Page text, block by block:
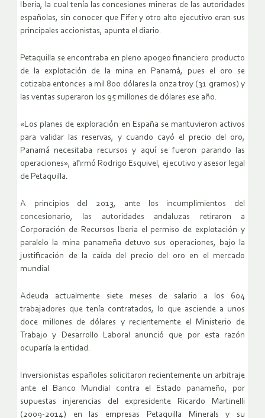
Iberia, la cual tenía las concesiones mineras de las autoridades
españolas, sin conocer que Fifer y otro alto ejecutivo eran sus
principales accionistas, apunta el diario.
Petaquilla se encontraba en pleno apogeo financiero producto
de la explotación de la mina en Panamá, pues el oro se
cotizaba entonces a mil 800 dólares la onza troy (31 gramos) y
las ventas superaron los 95 millones de dólares ese año.
«Los planes de exploración en España se mantuvieron activos
para validar las reservas, y cuando cayó el precio del oro,
Panamá necesitaba recursos y aquí se fueron parando las
operaciones», afirmó Rodrigo Esquivel, ejecutivo y asesor legal
de Petaquilla.
A principios del 2013, ante los incumplimientos del
concesionario, las autoridades andaluzas retiraron a
Corporación de Recursos Iberia el permiso de explotación y
paralelo la mina panameña detuvo sus operaciones, bajo la
justificación de la caída del precio del oro en el mercado
mundial.
Adeuda actualmente siete meses de salario a los 604
trabajadores que tenía contratados, lo que asciende a unos
doce millones de dólares y recientemente el Ministerio de
Trabajo y Desarrollo Laboral anunció que por esta razón
ocuparía la entidad.
Inversionistas españoles solicitaron recientemente un arbitraje
ante el Banco Mundial contra el Estado panameño, por
supuestas injerencias del expresidente Ricardo Martinelli
(2009-2014) en las empresas Petaquilla Minerals y su